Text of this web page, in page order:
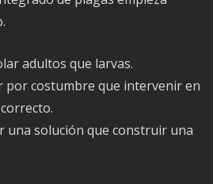
adultos que larvas.
por costumbre que intervenir en
una solución que construir una